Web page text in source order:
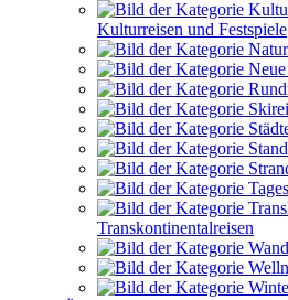
Kultur­reisen und Festspiele
Transkontinental­reisen